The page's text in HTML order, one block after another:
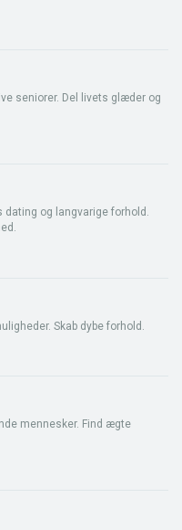
seniorer. Del livets glæder og
og langvarige forhold.
Skab dybe forhold.
mennesker. Find ægte